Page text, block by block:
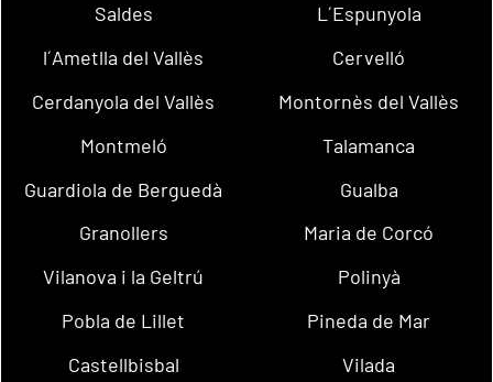
Saldes
L´Espunyola
l´Ametlla del Vallès
Cervelló
Cerdanyola del Vallès
Montornès del Vallès
Montmeló
Talamanca
Guardiola de Berguedà
Gualba
Granollers
Maria de Corcó
Vilanova i la Geltrú
Polinyà
Pobla de Lillet
Pineda de Mar
Castellbisbal
Vilada